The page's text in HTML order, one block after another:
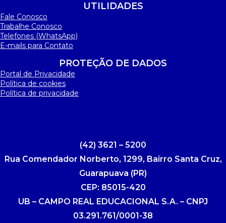
UTILIDADES
Fale Conosco
Trabalhe Conosco
Telefones (WhatsApp)
E-mails para Contato
PROTEÇÃO DE DADOS
Portal de Privacidade
Política de cookies
Política de privacidade
(42) 3621 – 5200
Rua Comendador Norberto, 1299, Bairro Santa Cruz,
Guarapuava (PR)
CEP: 85015-420
UB – CAMPO REAL EDUCACIONAL S.A. – CNPJ
03.291.761/0001-38